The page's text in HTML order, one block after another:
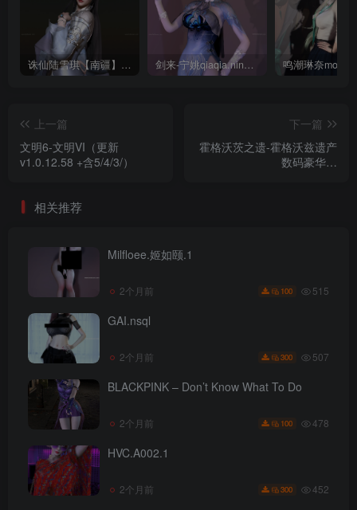
诛仙陆雪琪【南疆】CoveRig 剑来-宁姚qiaqia.ningyao-re.1
上一篇
文明6-文明VI（更新
v1.0.12.58 +含5/4/3/）
下一篇
霍格沃茨之遗-霍格沃兹遗产
数码豪华版
相关推荐
Milfloee.姬如颐.1
2个月前 100 515
GAI.nsql
2个月前 300 507
BLACKPINK – Don’t Know What To Do
2个月前 100 478
HVC.A002.1
2个月前 300 452